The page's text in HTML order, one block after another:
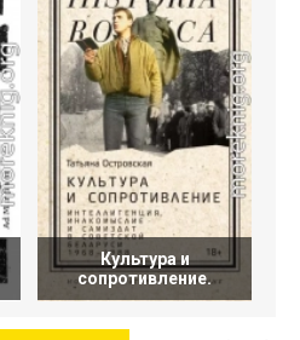
Культура и
сопротивление.